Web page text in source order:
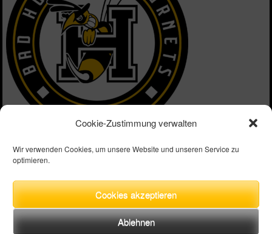
Cookie-Zustimmung verwalten
Wir verwenden Cookies, um unsere Website und unseren Service zu
optimieren.
Cookies akzeptieren
Ablehnen
Nationalität
Position IF, OF
Aktuelle Mannschaft Bad Homburg Hornets (Schüler)